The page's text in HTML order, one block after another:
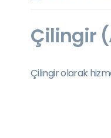
Çilingir
Çilingir olarak